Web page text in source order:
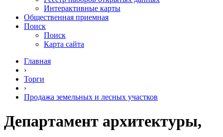
Интерактивные карты
Общественная приемная
Поиск
Поиск
Карта сайта
Главная
›
Торги
›
Продажа земельных и лесных участков
Департамент архитектуры,